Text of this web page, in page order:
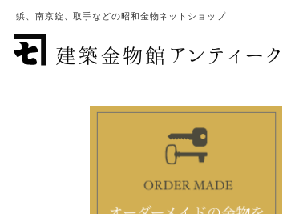
鋲、南京錠、取手などの昭和金物ネットショップ